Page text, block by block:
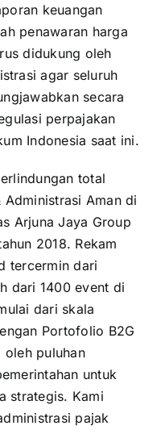
keuangan
penawaran harga
didukung oleh
agar seluruh
secara
perpajakan
Indonesia saat ini.
total
Administrasi Aman di
Arjuna Jaya Group
2018. Rekam
tercermin dari
dari 1400 event di
dari skala
Portofolio B2G
oleh puluhan
untuk
strategis. Kami
pajak